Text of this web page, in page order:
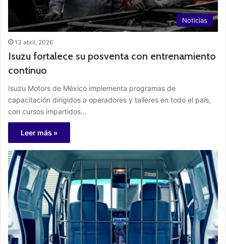
Noticias
13 abril, 2026
Isuzu fortalece su posventa con entrenamiento
continuo
Isuzu Motors de México implementa programas de
capacitación dirigidos a operadores y talleres en todo el país,
con cursos impartidos…
Leer más »